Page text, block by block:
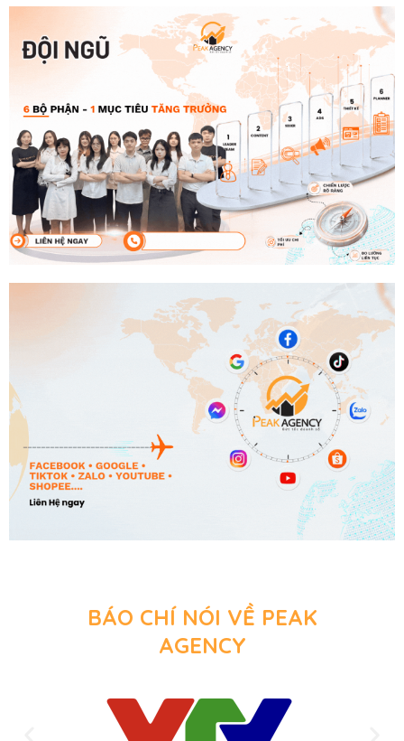
BÁO CHÍ NÓI VỀ PEAK
AGENCY